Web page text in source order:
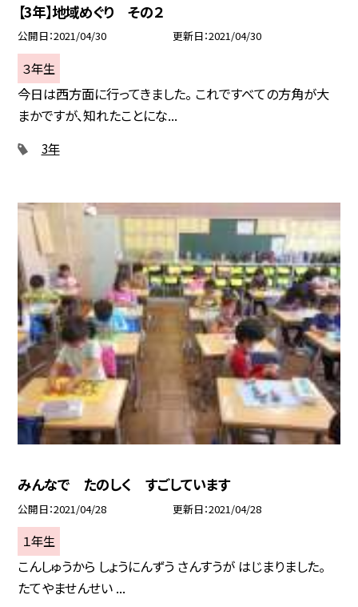
【3年】地域めぐり その２
公開日 2021/04/30 更新日 2021/04/30
３年生
今日は西方面に行ってきました。 これですべての方角が大
まかですが、知れたことにな...
3年
みんなで たのしく すごしています
公開日 2021/04/28 更新日 2021/04/28
１年生
こんしゅうから しょうにんずう さんすうが はじまりました。
たてやませんせい ...